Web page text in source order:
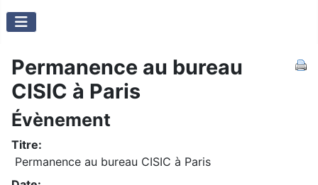
Permanence au bureau
CISIC à Paris
Évènement
Titre:
Permanence au bureau CISIC à Paris